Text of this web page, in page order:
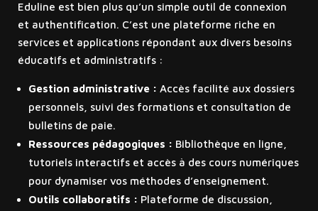
Eduline est bien plus qu’un simple outil de connexion
et authentification. C’est une plateforme riche en
services et applications répondant aux divers besoins
éducatifs et administratifs :
Gestion administrative : Accès facilité aux dossiers
personnels, suivi des formations et consultation de
bulletins de paie.
Ressources pédagogiques : Bibliothèque en ligne,
tutoriels interactifs et accès à des cours numériques
pour dynamiser vos méthodes d’enseignement.
Outils collaboratifs : Plateforme de discussion,